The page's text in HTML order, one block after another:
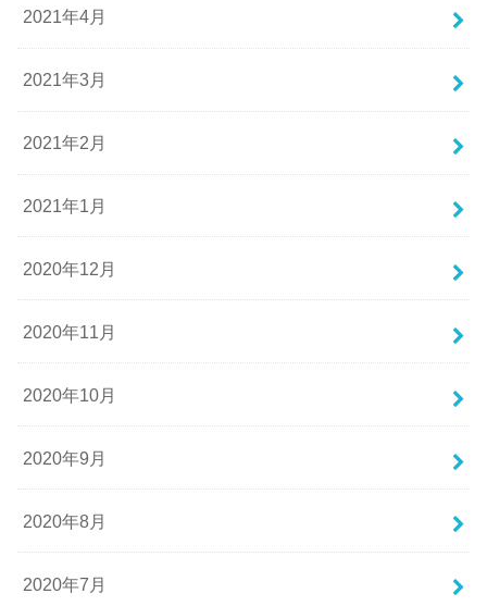
2021年4月
2021年3月
2021年2月
2021年1月
2020年12月
2020年11月
2020年10月
2020年9月
2020年8月
2020年7月